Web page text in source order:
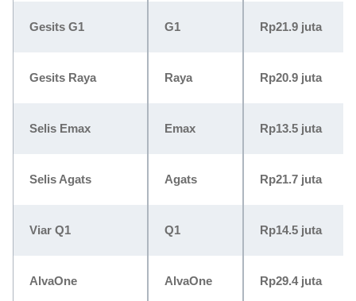
Gesits G1 G1 Rp21.9 juta
Gesits Raya Raya Rp20.9 juta
Selis Emax Emax Rp13.5 juta
Selis Agats Agats Rp21.7 juta
Viar Q1 Q1 Rp14.5 juta
AlvaOne AlvaOne Rp29.4 juta